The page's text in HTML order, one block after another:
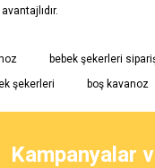
açıklamalarında ve diğer
bebek şekerleri
şekerleri
boş kavanoz
Kampanyalar